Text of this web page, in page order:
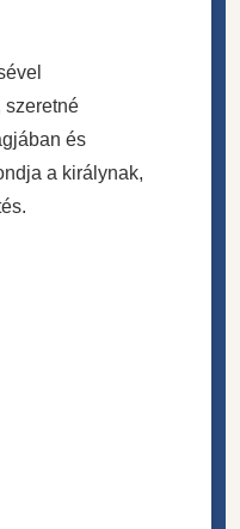
szeretné
és
a királynak,